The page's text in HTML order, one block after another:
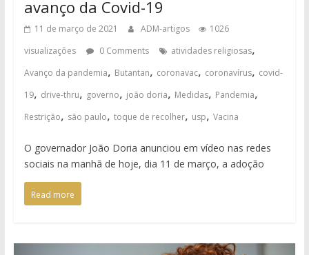
avanço da Covid-19
11 de março de 2021 ADM-artigos
1026
visualizações
0 Comments atividades religiosas,
Avanço da pandemia, Butantan, coronavac, coronavírus, covid-
19, drive-thru, governo, joão doria, Medidas, Pandemia,
Restrição, são paulo, toque de recolher, usp, Vacina
O governador João Doria anunciou em vídeo nas redes
sociais na manhã de hoje, dia 11 de março, a adoção
Read more